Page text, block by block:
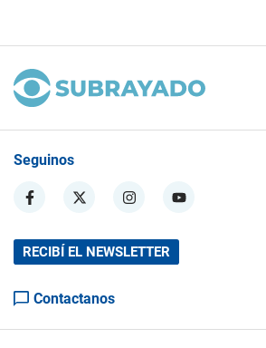
Seguinos
RECIBÍ EL NEWSLETTER
Contactanos